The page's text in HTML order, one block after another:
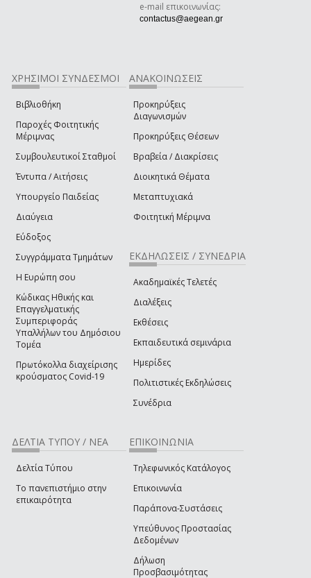
e-mail επικοινωνίας:
contactus@aegean.gr
ΧΡΉΣΙΜΟΙ ΣΎΝΔΕΣΜΟΙ
Βιβλιοθήκη
Παροχές Φοιτητικής
Μέριμνας
Συμβουλευτικοί Σταθμοί
Έντυπα / Αιτήσεις
Υπουργείο Παιδείας
Διαύγεια
Εύδοξος
Συγγράμματα Τμημάτων
Η Ευρώπη σου
Κώδικας Ηθικής και
Επαγγελματικής
Συμπεριφοράς
Υπαλλήλων του Δημόσιου
Τομέα
Πρωτόκολλα διαχείρισης
κρούσματος Covid-19
ΑΝΑΚΟΙΝΏΣΕΙΣ
Προκηρύξεις
Διαγωνισμών
Προκηρύξεις Θέσεων
Βραβεία / Διακρίσεις
Διοικητικά Θέματα
Μεταπτυχιακά
Φοιτητική Μέριμνα
ΕΚΔΗΛΏΣΕΙΣ / ΣΥΝΈΔΡΙΑ
Ακαδημαϊκές Τελετές
Διαλέξεις
Εκθέσεις
Εκπαιδευτικά σεμινάρια
Ημερίδες
Πολιτιστικές Εκδηλώσεις
Συνέδρια
ΔΕΛΤΊΑ ΤΎΠΟΥ / ΝΈΑ
Δελτία Τύπου
Το πανεπιστήμιο στην
επικαιρότητα
ΕΠΙΚΟΙΝΩΝΊΑ
Τηλεφωνικός Κατάλογος
Επικοινωνία
Παράπονα-Συστάσεις
Υπεύθυνος Προστασίας
Δεδομένων
Δήλωση
Προσβασιμότητας